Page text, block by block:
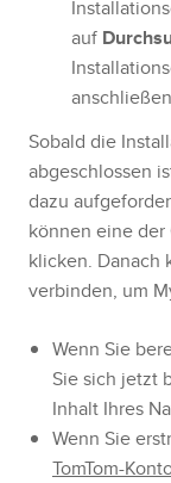
auf
Sobald die
abgeschlossen
dazu
können eine
klicken. Danach
verbinden, um
Wenn Sie
Sie sich jetzt
Inhalt Ihres
Wenn Sie
TomTom-